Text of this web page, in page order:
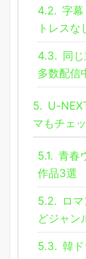
4.2. 字幕
トレスな
4.3. 同
多数配信
5. U-
マもチェッ
5.1. 青春
作品3選
5.2. ロ
どジャン
5.3. 韓